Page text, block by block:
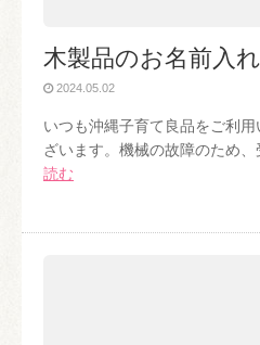
木製品のお名前入
2024.05.02
いつも沖縄子育て良品をご利
ざいます。機械の故障のため
読む